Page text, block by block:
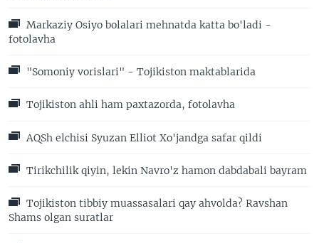
Markaziy Osiyo bolalari mehnatda katta bo'ladi -
fotolavha
"Somoniy vorislari" - Tojikiston maktablarida
Tojikiston ahli ham paxtazorda, fotolavha
AQSh elchisi Syuzan Elliot Xo'jandga safar qildi
Tirikchilik qiyin, lekin Navro'z hamon dabdabali bayram
Tojikiston tibbiy muassasalari qay ahvolda? Ravshan
Shams olgan suratlar